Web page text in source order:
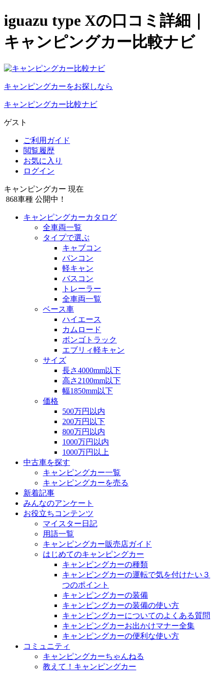
iguazu type Xの口コミ詳細｜
キャンピングカー比較ナビ
キャンピングカーをお探しなら
キャンピングカー比較ナビ
ゲスト
ご利用ガイド
閲覧履歴
お気に入り
ログイン
キャンピングカー 現在
868車種 公開中！
キャンピングカーカタログ
全車両一覧
タイプで選ぶ
キャブコン
バンコン
軽キャン
バスコン
トレーラー
全車両一覧
ベース車
ハイエース
カムロード
ボンゴトラック
エブリィ軽キャン
サイズ
長さ4000mm以下
高さ2100mm以下
幅1850mm以下
価格
500万円以内
200万円以下
800万円以内
1000万円以内
1000万円以上
中古車を探す
キャンピングカー一覧
キャンピングカーを売る
新着記事
みんなのアンケート
お役立ちコンテンツ
マイスター日記
用語一覧
キャンピングカー販売店ガイド
はじめてのキャンピングカー
キャンピングカーの種類
キャンピングカーの運転で気を付けたい３
つのポイント
キャンピングカーの装備
キャンピングカーの装備の使い方
キャンピングカーについてのよくある質問
キャンピングカーお出かけマナー全集
キャンピングカーの便利な使い方
コミュニティ
キャンピングカーちゃんねる
教えて！キャンピングカー